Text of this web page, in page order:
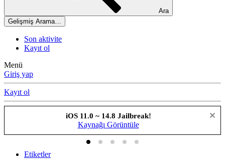
Ara
Gelişmiş Arama…
Son aktivite
Kayıt ol
Menü
Giriş yap
Kayıt ol
iOS 11.0 ~ 14.8 Jailbreak!
Kaynağı Görüntüle
Etiketler